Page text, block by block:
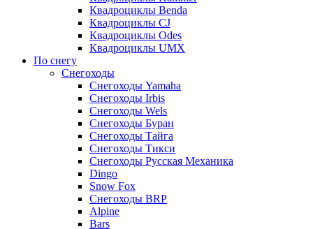
Квадроциклы Benda
Квадроциклы CJ
Квадроциклы Odes
Квадроциклы UMX
По снегу
Снегоходы
Снегоходы Yamaha
Снегоходы Irbis
Снегоходы Wels
Снегоходы Буран
Снегоходы Тайга
Снегоходы Тикси
Снегоходы Русская Механика
Dingo
Snow Fox
Снегоходы BRP
Alpine
Bars